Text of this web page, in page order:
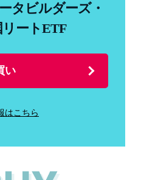
タビルダーズ・
ートETF
い
はこちら